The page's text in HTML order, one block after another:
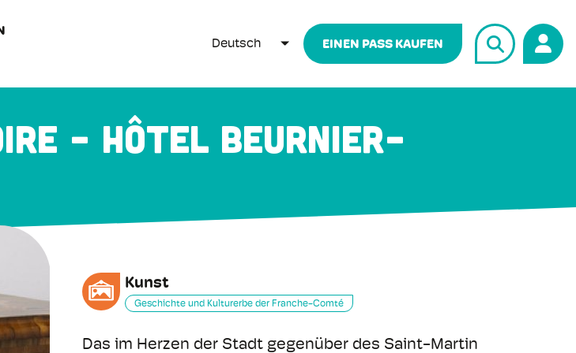
Deutsch WEITERE AKTIONEN AUFLISTEN
EINEN PASS KAUFEN
- Hôtel Beurnier-
Kunst
Geschichte und Kulturerbe der Franche-Comté
Das im Herzen der Stadt gegenüber des Saint-Martin